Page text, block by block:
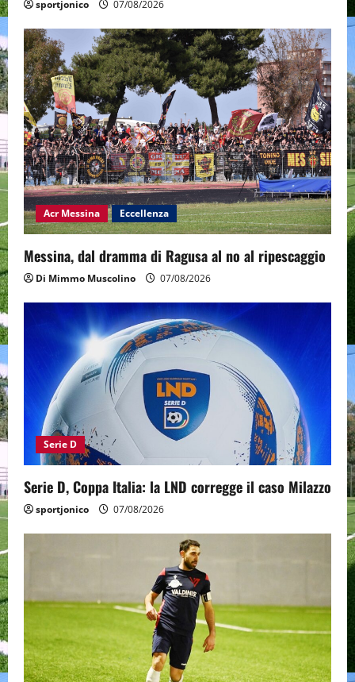
sportjonico 07/08/2026
Acr Messina Eccellenza
Messina, dal dramma di Ragusa al no al ripescaggio
Di Mimmo Muscolino 07/08/2026
Serie D
Serie D, Coppa Italia: la LND corregge il caso Milazzo
sportjonico 07/08/2026